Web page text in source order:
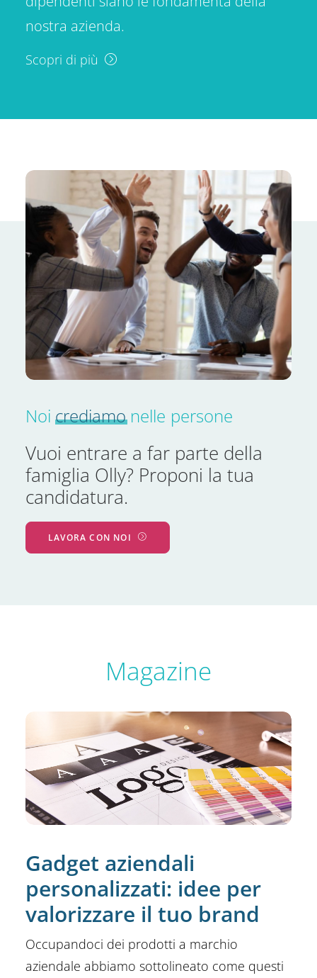
nostra azienda.
Scopri di più
Noi crediamo nelle persone
Vuoi entrare a far parte della
famiglia Olly? Proponi la tua
candidatura.
LAVORA CON NOI
Magazine
Gadget aziendali
personalizzati: idee per
valorizzare il tuo brand
Occupandoci dei prodotti a marchio
aziendale abbiamo sottolineato come questi